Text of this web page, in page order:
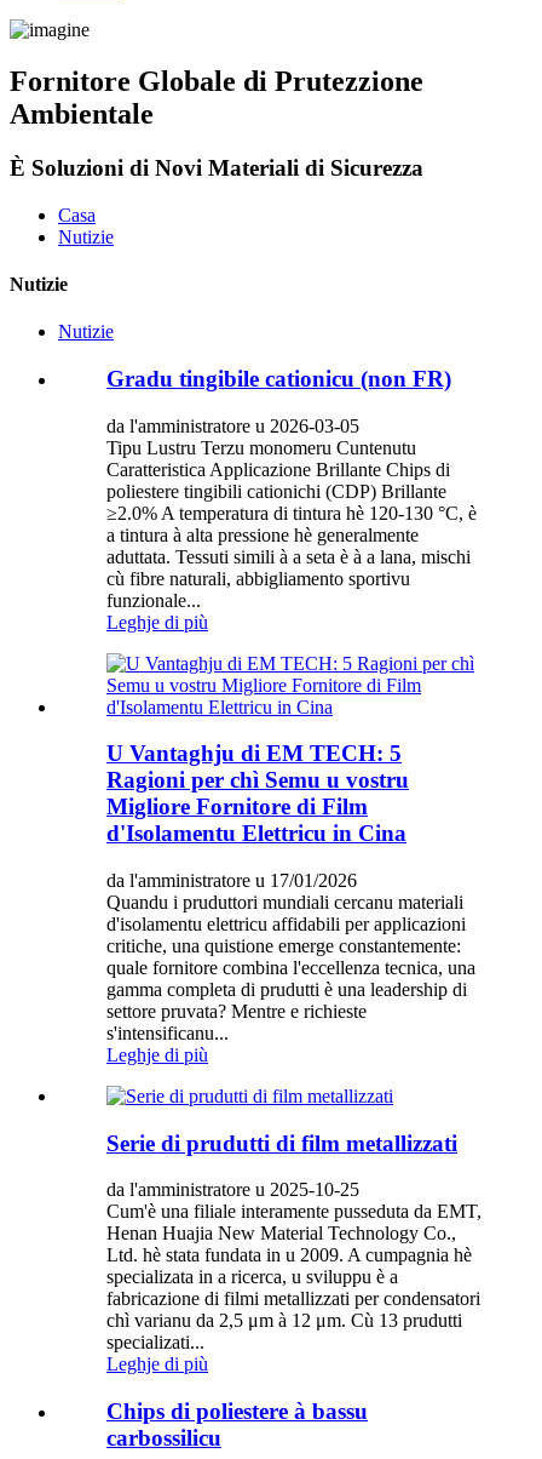
Fornitore Globale di Prutezzione
Ambientale
È Soluzioni di Novi Materiali di Sicurezza
Casa
Nutizie
Nutizie
Nutizie
Gradu tingibile cationicu (non FR)
da l'amministratore u 2026-03-05
Tipu Lustru Terzu monomeru Cuntenutu
Caratteristica Applicazione Brillante Chips di
poliestere tingibili cationichi (CDP) Brillante
≥2.0% A temperatura di tintura hè 120-130 °C, è
a tintura à alta pressione hè generalmente
aduttata. Tessuti simili à a seta è à a lana, mischi
cù fibre naturali, abbigliamento sportivu
funzionale...
Leghje di più
U Vantaghju di EM TECH: 5
Ragioni per chì Semu u vostru
Migliore Fornitore di Film
d'Isolamentu Elettricu in Cina
da l'amministratore u 17/01/2026
Quandu i pruduttori mundiali cercanu materiali
d'isolamentu elettricu affidabili per applicazioni
critiche, una quistione emerge constantemente:
quale fornitore combina l'eccellenza tecnica, una
gamma completa di prudutti è una leadership di
settore pruvata? Mentre e richieste
s'intensificanu...
Leghje di più
Serie di prudutti di film metallizzati
da l'amministratore u 2025-10-25
Cum'è una filiale interamente pusseduta da EMT,
Henan Huajia New Material Technology Co.,
Ltd. hè stata fundata in u 2009. A cumpagnia hè
specializata in a ricerca, u sviluppu è a
fabricazione di filmi metallizzati per condensatori
chì varianu da 2,5 μm à 12 μm. Cù 13 prudutti
specializati...
Leghje di più
Chips di poliestere à bassu
carbossilicu